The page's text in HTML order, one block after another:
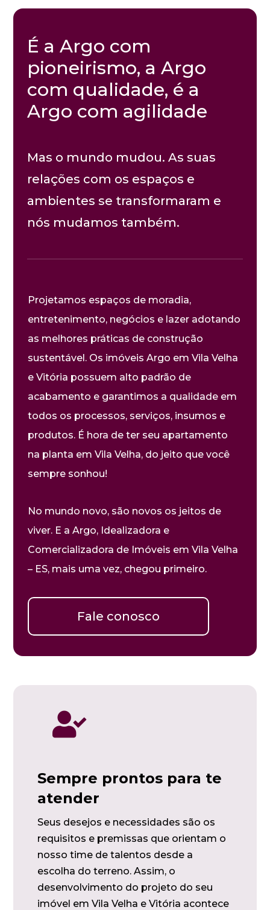
É a Argo com
pioneirismo, a Argo
com qualidade, é a
Argo com agilidade
Mas o mundo mudou. As suas
relações com os espaços e
ambientes se transformaram e
nós mudamos também.
Projetamos espaços de moradia,
entretenimento, negócios e lazer adotando
as melhores práticas de construção
sustentável. Os imóveis Argo em Vila Velha
e Vitória possuem alto padrão de
acabamento e garantimos a qualidade em
todos os processos, serviços, insumos e
produtos. É hora de ter seu apartamento
na planta em Vila Velha, do jeito que você
sempre sonhou!
No mundo novo, são novos os jeitos de
viver. E a Argo, Idealizadora e
Comercializadora de Imóveis em Vila Velha
– ES, mais uma vez, chegou primeiro.
Fale conosco

Sempre prontos para te
atender
Seus desejos e necessidades são os
requisitos e premissas que orientam o
nosso time de talentos desde a
escolha do terreno. Assim, o
desenvolvimento do projeto do seu
imóvel em Vila Velha e Vitória acontece